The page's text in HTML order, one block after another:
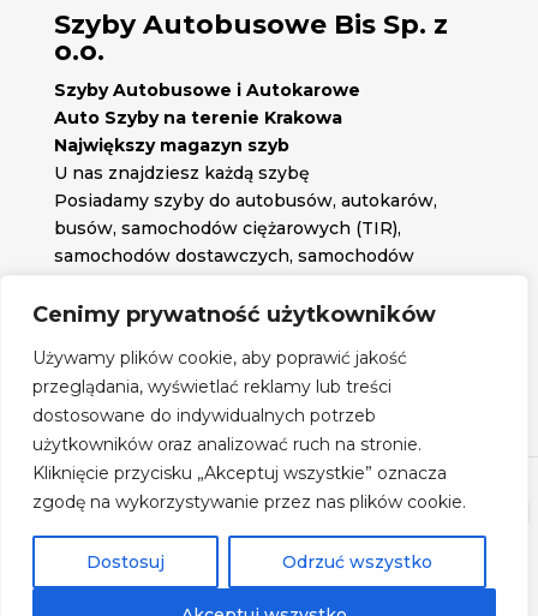
Cenimy prywatność użytkowników
Używamy plików cookie, aby poprawić jakość
przeglądania, wyświetlać reklamy lub treści
dostosowane do indywidualnych potrzeb
użytkowników oraz analizować ruch na stronie.
Kliknięcie przycisku „Akceptuj wszystkie” oznacza
zgodę na wykorzystywanie przez nas plików cookie.
Dostosuj Odrzuć wszystko
Szyby Autobusowe Bis Sp. z
o.o.
Szyby Autobusowe i Autokarowe
Auto Szyby na terenie Krakowa
Największy magazyn szyb
U nas znajdziesz każdą szybę
Posiadamy szyby do autobusów, autokarów,
busów, samochodów ciężarowych (TIR),
samochodów dostawczych, samochodów
potrzebujesz.
Znajdź nas na: 
Obserwuj nas na:
Regulamin zakupów
Szyby Autobusowe- 2026| Realizacja: www.woh.group
Rozwiązania technologiczne:iSerwer.pl